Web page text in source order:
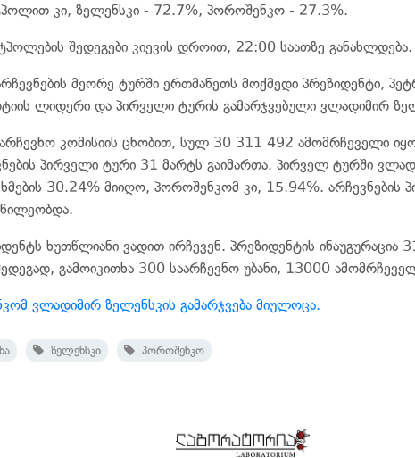
კი, ზელენსკი - 72.7%, პოროშენკო - 27.3%.
შედეგები კიევის დროით, 22:00 საათზე განახლდება.
მეორე ტურში ერთმანეთს მოქმედი პრეზიდენტი,
ლიდერი და პირველი ტურის გამარჯვებული ვლადიმირ
კომისიის ცნობით, სულ 30 311 492 ამომრჩეველი
პირველი ტური 31 მარტს გაიმართა. პირველ ტურში
30.24% მიიღო, პოროშენკომ კი, 15.94%. არჩევნების
ხუთწლიანი ვადით ირჩევენ. პრეზიდენტის ინაუგურაცია
გამოიკითხა 300 საარჩევნო უბანი, 13000
ვლადიმირ ზელენსკის გამარჯვება მიულოცა.
ზელენსკი პოროშენკო